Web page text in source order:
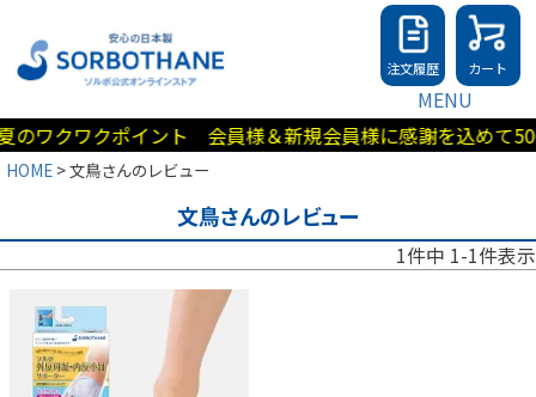
注文履歴 カート
MENU
ワクワクポイント 会員様＆新規会員様に感謝を込めて500
HOME 文鳥さんのレビュー
文鳥さんのレビュー
1件中 1-1件表示